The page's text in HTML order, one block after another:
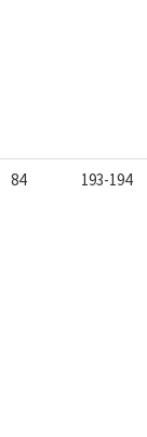
84 193-194